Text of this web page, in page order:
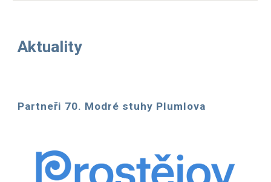
Aktuality
Partneři 70. Modré stuhy Plumlova